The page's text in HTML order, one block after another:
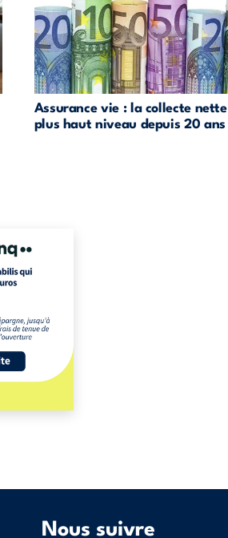
Assurance vie : la collecte
plus haut niveau depuis 20 ans
Nous suivre